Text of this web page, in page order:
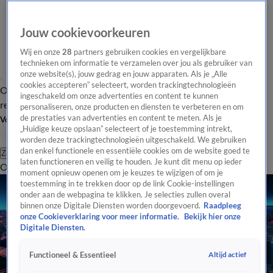
Overzicht Laatste nieuws Regionieuws Het beste van Hart
Tip de
redactie
Volg Hart van Nederland
Zoeken
OverzichtRegioUitzendingenWeerTip de redactiePanelVideo's
Jouw cookievoorkeuren
Wij en onze28 partners gebruiken cookies en vergelijkbare
technieken om informatie te verzamelen over jou als gebruiker van
onze website(s), jouw gedrag en jouw apparaten. Als je „Alle
cookies accepteren” selecteert, worden trackingtechnologieën
ingeschakeld om onze advertenties en content te kunnen
personaliseren, onze producten en diensten te verbeteren en om
de prestaties van advertenties en content te meten. Als je
„Huidige keuze opslaan” selecteert of je toestemming intrekt,
worden deze trackingtechnologieën uitgeschakeld. We gebruiken
dan enkel functionele en essentiële cookies om de website goed te
laten functioneren en veilig te houden. Je kunt dit menu op ieder
moment opnieuw openen om je keuzes te wijzigen of om je
toestemming in te trekken door op de link Cookie-instellingen
onder aan de webpagina te klikken. Je selecties zullen overal
binnen onze Digitale Diensten worden doorgevoerd. Raadpleeg
onze Cookieverklaring voor meer informatie.
Bekijk hier onze
Digitale Diensten.
Functioneel & Essentieel Altijd actief